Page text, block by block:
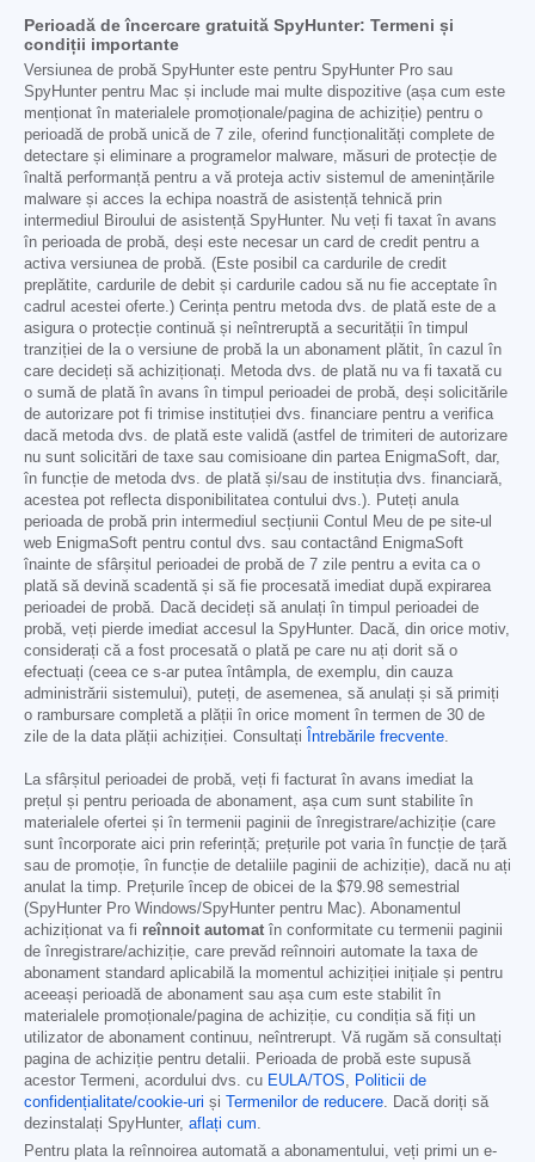
Perioadă de încercare gratuită SpyHunter: Termeni și
condiții importante
Versiunea de probă SpyHunter este pentru SpyHunter Pro sau
SpyHunter pentru Mac și include mai multe dispozitive (așa cum este
menționat în materialele promoționale/pagina de achiziție) pentru o
perioadă de probă unică de 7 zile, oferind funcționalități complete de
detectare și eliminare a programelor malware, măsuri de protecție de
înaltă performanță pentru a vă proteja activ sistemul de amenințările
malware și acces la echipa noastră de asistență tehnică prin
intermediul Biroului de asistență SpyHunter. Nu veți fi taxat în avans
în perioada de probă, deși este necesar un card de credit pentru a
activa versiunea de probă. (Este posibil ca cardurile de credit
preplătite, cardurile de debit și cardurile cadou să nu fie acceptate în
cadrul acestei oferte.) Cerința pentru metoda dvs. de plată este de a
asigura o protecție continuă și neîntreruptă a securității în timpul
tranziției de la o versiune de probă la un abonament plătit, în cazul în
care decideți să achiziționați. Metoda dvs. de plată nu va fi taxată cu
o sumă de plată în avans în timpul perioadei de probă, deși solicitările
de autorizare pot fi trimise instituției dvs. financiare pentru a verifica
dacă metoda dvs. de plată este validă (astfel de trimiteri de autorizare
nu sunt solicitări de taxe sau comisioane din partea EnigmaSoft, dar,
în funcție de metoda dvs. de plată și/sau de instituția dvs. financiară,
acestea pot reflecta disponibilitatea contului dvs.). Puteți anula
perioada de probă prin intermediul secțiunii Contul Meu de pe site-ul
web EnigmaSoft pentru contul dvs. sau contactând EnigmaSoft
înainte de sfârșitul perioadei de probă de 7 zile pentru a evita ca o
plată să devină scadentă și să fie procesată imediat după expirarea
perioadei de probă. Dacă decideți să anulați în timpul perioadei de
probă, veți pierde imediat accesul la SpyHunter. Dacă, din orice motiv,
considerați că a fost procesată o plată pe care nu ați dorit să o
efectuați (ceea ce s-ar putea întâmpla, de exemplu, din cauza
administrării sistemului), puteți, de asemenea, să anulați și să primiți
o rambursare completă a plății în orice moment în termen de 30 de
zile de la data plății achiziției. Consultați
Întrebările frecvente.
La sfârșitul perioadei de probă, veți fi facturat în avans imediat la
prețul și pentru perioada de abonament, așa cum sunt stabilite în
materialele ofertei și în termenii paginii de înregistrare/achiziție (care
sunt încorporate aici prin referință; prețurile pot varia în funcție de țară
sau de promoție, în funcție de detaliile paginii de achiziție), dacă nu ați
anulat la timp. Prețurile încep de obicei de la $79.98 semestrial
(SpyHunter Pro Windows/SpyHunter pentru Mac). Abonamentul
achiziționat va fi reînnoit automat în conformitate cu termenii paginii
de înregistrare/achiziție, care prevăd reînnoiri automate la taxa de
abonament standard aplicabilă la momentul achiziției inițiale și pentru
aceeași perioadă de abonament sau așa cum este stabilit în
materialele promoționale/pagina de achiziție, cu condiția să fiți un
utilizator de abonament continuu, neîntrerupt. Vă rugăm să consultați
pagina de achiziție pentru detalii. Perioada de probă este supusă
acestor Termeni, acordului dvs. cu EULA/TOS, Politicii de
confidențialitate/cookie-uri și Termenilor de reducere. Dacă doriți să
dezinstalați SpyHunter, aflați cum.
Pentru plata la reînnoirea automată a abonamentului, veți primi un e-